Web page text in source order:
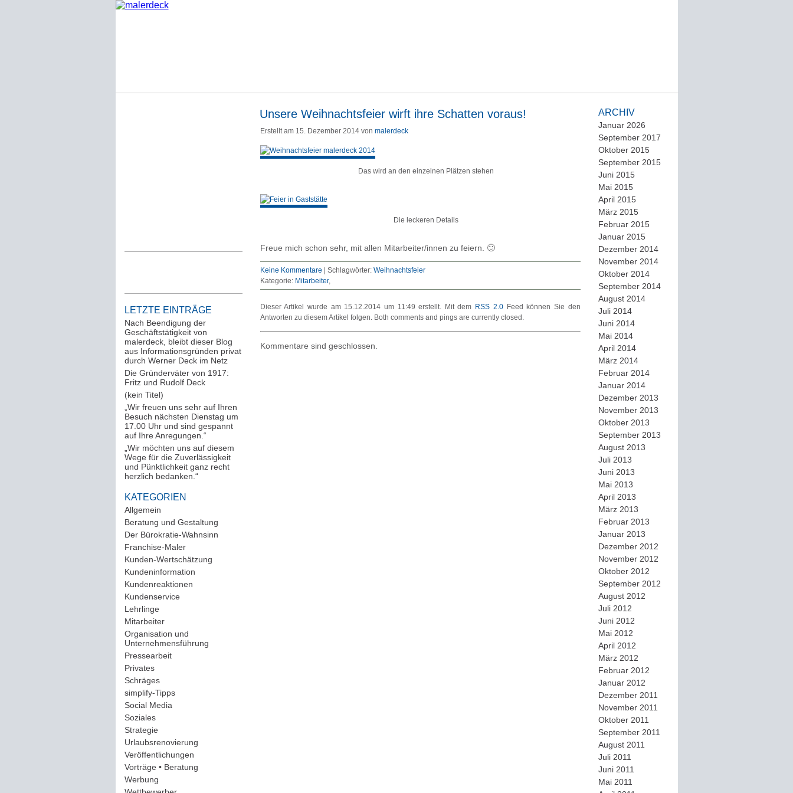
LETZTE EINTRÄGE
Nach Beendigung der
Geschäftstätigkeit von
malerdeck, bleibt dieser Blog
aus Informationsgründen privat
durch Werner Deck im Netz
Die Gründerväter von 1917:
Fritz und Rudolf Deck
(kein Titel)
„Wir freuen uns sehr auf Ihren
Besuch nächsten Dienstag um
17.00 Uhr und sind gespannt
auf Ihre Anregungen.“
„Wir möchten uns auf diesem
Wege für die Zuverlässigkeit
und Pünktlichkeit ganz recht
herzlich bedanken.“
KATEGORIEN
Allgemein
Beratung und Gestaltung
Der Bürokratie-Wahnsinn
Franchise-Maler(42)
Kunden-Wertschätzung
Kundeninformation
Kundenreaktionen
Kundenservice(178)
Lehrlinge(54)
Mitarbeiter(163)
Organisation und
Unternehmensführung
Pressearbeit(12)
Privates(193)
Schräges(161)
simplify-Tipps(123)
Social Media
Soziales(37)
Strategie(220)
Urlaubsrenovierung
Veröffentlichungen
Vorträge • Beratung
Werbung
Unsere Weihnachtsfeier wirft ihre Schatten voraus!
Erstellt am 15. Dezember 2014 von malerdeck
Das wird an den einzelnen Plätzen stehen
Die leckeren Details
Freue mich schon sehr, mit allen Mitarbeiter/innen zu feiern. 🙂
Keine Kommentare Schlagwörter: Weihnachtsfeier
Kategorie: Mitarbeiter
Dieser Artikel wurde am 15.12.2014 um 11:49 erstellt. Mit dem RSS 2.0Feed können Sie den
Antworten zu diesem Artikel folgen. Both comments and pings are currently closed.
Kommentare sind geschlossen.
ARCHIV
Januar 2026
September 2017
Oktober 2015
September 2015
Juni 2015
Mai 2015
April 2015
März 2015
Februar 2015
Januar 2015
Dezember 2014
November 2014
Oktober 2014
September 2014
August 2014
Juli 2014
Juni 2014
Mai 2014
April 2014
März 2014
Februar 2014
Januar 2014
Dezember 2013
November 2013
Oktober 2013
September 2013
August 2013
Juli 2013
Juni 2013
Mai 2013
April 2013
März 2013
Februar 2013
Januar 2013
Dezember 2012
November 2012
Oktober 2012
September 2012
August 2012
Juli 2012
Juni 2012
Mai 2012
April 2012
März 2012
Februar 2012
Januar 2012
Dezember 2011
November 2011
Oktober 2011
September 2011
August 2011
Juli 2011
Juni 2011
Mai 2011